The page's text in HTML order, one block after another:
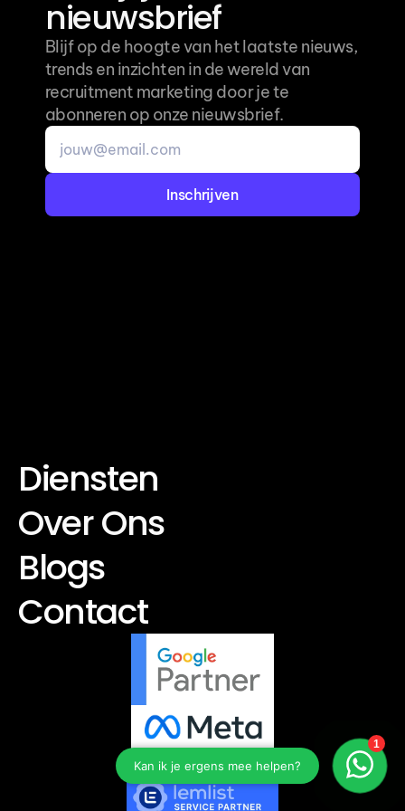
nieuwsbrief
Blijf op de hoogte van het laatste nieuws,
trends en inzichten in de wereld van
recruitment marketing door je te
abonneren op onze nieuwsbrief.
Diensten
Over Ons
Blogs
Contact